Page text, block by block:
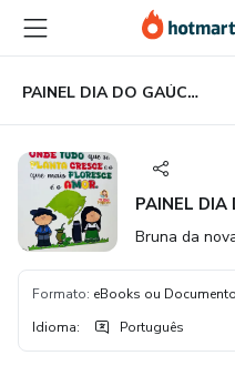
para
conteúdo
principal
para
pagamento
para
rodapé
PAINEL DIA DO GAÚCHO
PAINEL DIA
Bruna da
Formato: eBooks ou
Idioma: Português